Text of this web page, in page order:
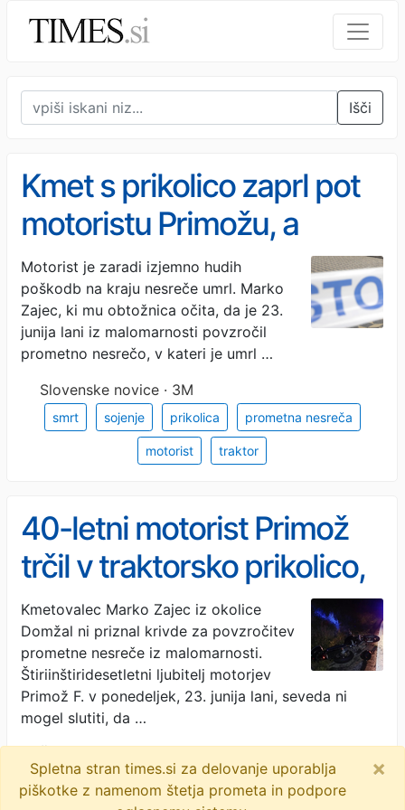
Išči
Kmet s prikolico zaprl pot
motoristu Primožu, a
krivde za njegovo smrt ne
prizna
Motorist je zaradi izjemno hudih
poškodb na kraju nesreče umrl. Marko
Zajec, ki mu obtožnica očita, da je 23.
junija lani iz malomarnosti povzročil
prometno nesrečo, v kateri je umrl …
Slovenske novice · 3M
smrt sojenje prikolica prometna nesreča
motorist traktor
40-letni motorist Primož
trčil v traktorsko prikolico,
ni mu bilo pomoči
Kmetovalec Marko Zajec iz okolice
Domžal ni priznal krivde za povzročitev
prometne nesreče iz malomarnosti.
Štiriinštiridesetletni ljubitelj motorjev
Primož F. v ponedeljek, 23. junija lani, seveda ni
mogel slutiti, da …
sojenje malomarnost smrtna prometna nesreča
Spletna stran times.si za delovanje uporablja
piškotke z namenom štetja prometa in podpore
×